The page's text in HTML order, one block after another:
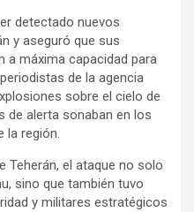
detectado nuevos
y aseguró que sus
a máxima capacidad para
de la agencia
sobre el cielo de
de alerta sonaban en los
la región.
Teherán, el ataque no solo
sino que también tuvo
y militares estratégicos